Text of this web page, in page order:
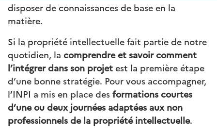
disposer de connaissances de base en la
matière.
Si la propriété intellectuelle fait partie de notre
quotidien, la comprendre et savoir comment
l’intégrer dans son projet est la première étape
d’une bonne stratégie. Pour vous accompagner,
l’INPI a mis en place des formations courtes
d’une ou deux journées adaptées aux non
professionnels de la propriété intellectuelle.